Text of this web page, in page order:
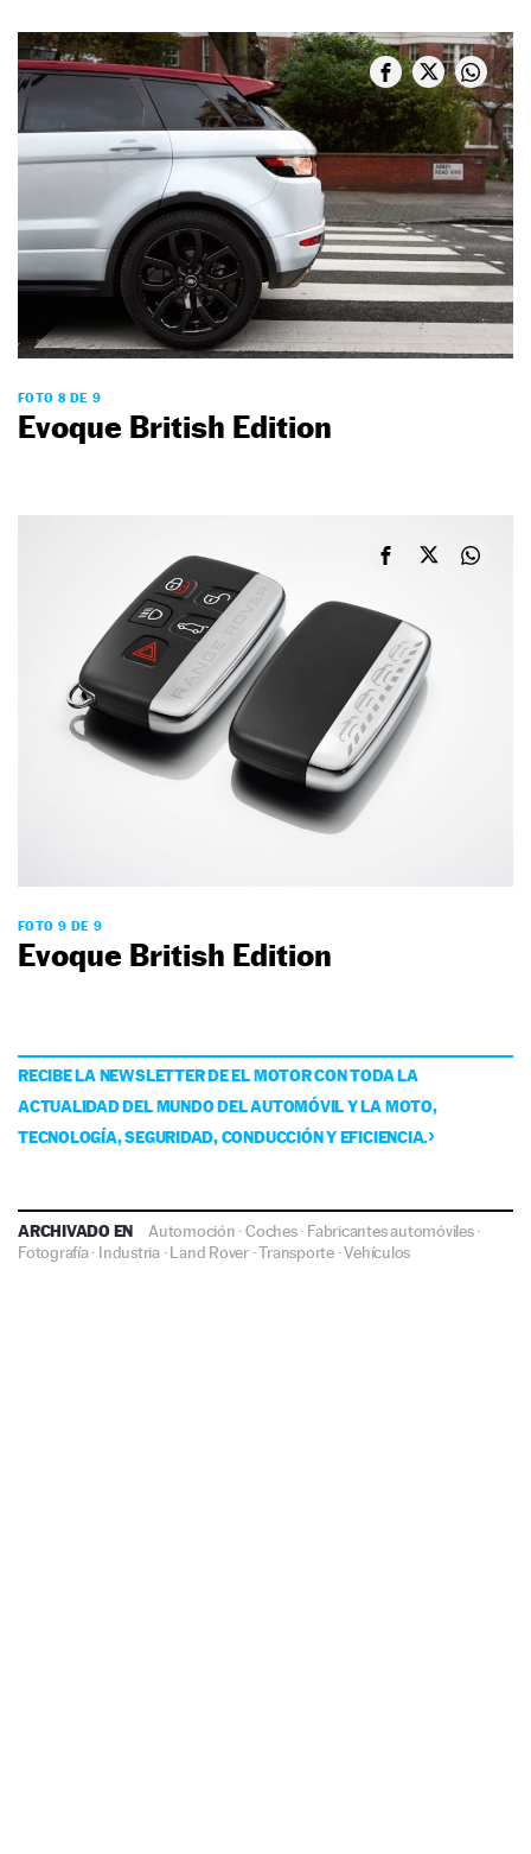
FOTO 8 DE 9
Evoque British Edition
FOTO 9 DE 9
Evoque British Edition
RECIBE LA NEWSLETTER DE EL MOTOR CON TODA LA
ACTUALIDAD DEL MUNDO DEL AUTOMÓVIL Y LA MOTO,
TECNOLOGÍA, SEGURIDAD, CONDUCCIÓN Y EFICIENCIA.
ARCHIVADO EN Automoción ·Coches· Fabricantes automóviles·
Fotografía· Industria·Land Rover·Transporte·Vehículos